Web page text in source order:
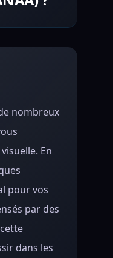
nombreux
En
pour vos
par des
dans les